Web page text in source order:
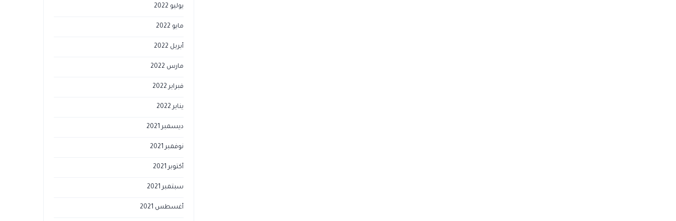
يوليو 2022
مايو 2022
أبريل 2022
مارس 2022
فبراير 2022
يناير 2022
ديسمبر 2021
نوفمبر 2021
أكتوبر 2021
سبتمبر 2021
أغسطس 2021